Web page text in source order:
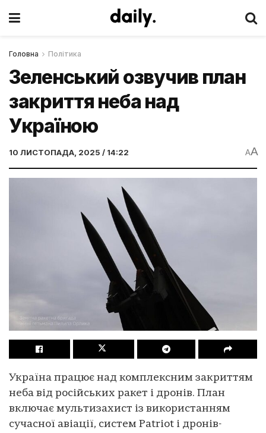
Головна Політика
Зеленський озвучив план
закриття неба над
Україною
10 ЛИСТОПАДА, 2025 / 14:22 AA
Україна працює над комплексним закриттям
неба від російських ракет і дронів. План
включає мультизахист із використанням
сучасної авіації, систем Patriot і дронів-